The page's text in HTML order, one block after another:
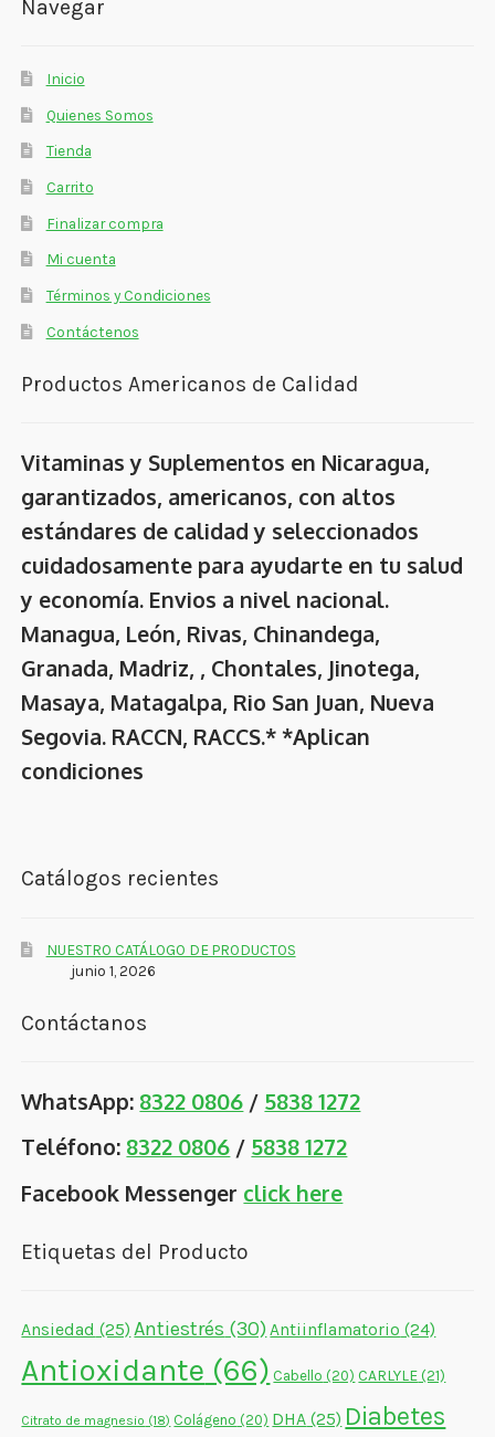
Navegar
Inicio
Quienes Somos
Tienda
Carrito
Finalizar compra
Mi cuenta
Términos y Condiciones
Contáctenos
Productos Americanos de Calidad
Vitaminas y Suplementos en Nicaragua,
garantizados, americanos, con altos
estándares de calidad y seleccionados
cuidadosamente para ayudarte en tu salud
y economía. Envios a nivel nacional.
Managua, León, Rivas, Chinandega,
Granada, Madriz, , Chontales, Jinotega,
Masaya, Matagalpa, Rio San Juan, Nueva
Segovia. RACCN, RACCS.* *Aplican
condiciones
Catálogos recientes
NUESTRO CATÁLOGO DE PRODUCTOS
junio 1, 2026
Contáctanos
WhatsApp: 8322 0806 / 5838 1272
Teléfono: 8322 0806 / 5838 1272
Facebook Messenger click here
Etiquetas del Producto
Ansiedad (25) Antiestrés (30)Antiinflamatorio (24)
Antioxidante (66) Cabello (20) CARLYLE(21)
Citrato de magnesio (18) Colágeno (20) DHA (25) Diabetes